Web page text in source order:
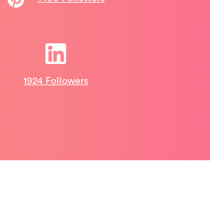
1924 Followers